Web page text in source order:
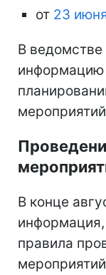
от 23
В ведомстве
информацию
В конце
информация,
правила